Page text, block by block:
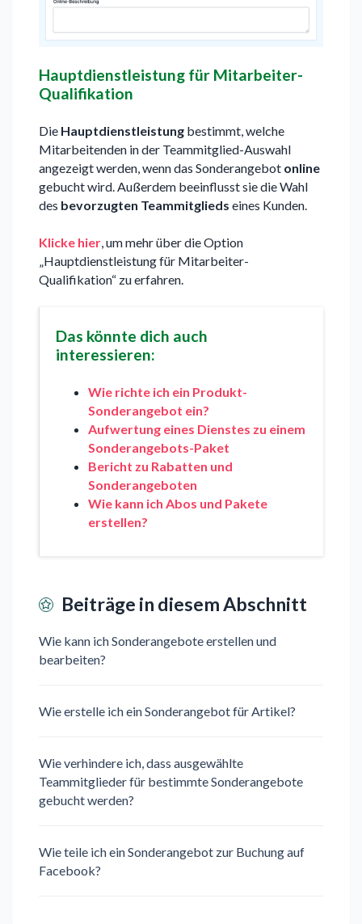
Hauptdienstleistung für Mitarbeiter-
Qualifikation
Die Hauptdienstleistung bestimmt, welche
Mitarbeitenden in der Teammitglied-Auswahl
angezeigt werden, wenn das Sonderangebot online
gebucht wird. Außerdem beeinflusst sie die Wahl
des bevorzugten Teammitglieds eines Kunden.
Klicke hier, um mehr über die Option
„Hauptdienstleistung für Mitarbeiter-
Qualifikation“ zu erfahren.
Das könnte dich auch
interessieren:
Wie richte ich ein Produkt-
Sonderangebot ein?
Aufwertung eines Dienstes zu einem
Sonderangebots-Paket
Bericht zu Rabatten und
Sonderangeboten
Wie kann ich Abos und Pakete
erstellen?
Beiträge in diesem Abschnitt
Wie kann ich Sonderangebote erstellen und
bearbeiten?
Wie erstelle ich ein Sonderangebot für Artikel?
Wie verhindere ich, dass ausgewählte
Teammitglieder für bestimmte Sonderangebote
gebucht werden?
Wie teile ich ein Sonderangebot zur Buchung auf
Facebook?